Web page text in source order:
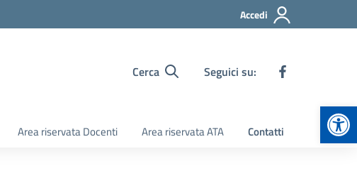
Accedi
Cerca Seguici su:
Area riservata Docenti Area riservata ATA Contatti